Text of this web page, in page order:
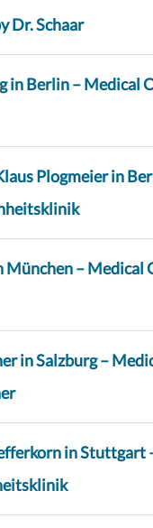
Dr. Schaar
in Berlin – Medical
Plogmeier in
München – Medical
in Salzburg –
in Stuttgart